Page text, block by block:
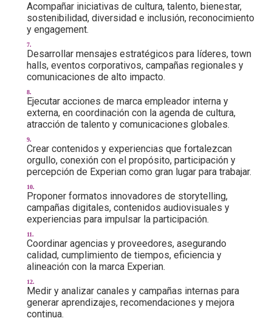
Acompañar iniciativas de cultura, talento, bienestar,
sostenibilidad, diversidad e inclusión, reconocimiento
y engagement.
Desarrollar mensajes estratégicos para líderes, town
halls, eventos corporativos, campañas regionales y
comunicaciones de alto impacto.
Ejecutar acciones de marca empleador interna y
externa, en coordinación con la agenda de cultura,
atracción de talento y comunicaciones globales.
Crear contenidos y experiencias que fortalezcan
orgullo, conexión con el propósito, participación y
percepción de Experian como gran lugar para trabajar.
Proponer formatos innovadores de storytelling,
campañas digitales, contenidos audiovisuales y
experiencias para impulsar la participación.
Coordinar agencias y proveedores, asegurando
calidad, cumplimiento de tiempos, eficiencia y
alineación con la marca Experian.
Medir y analizar canales y campañas internas para
generar aprendizajes, recomendaciones y mejora
continua.